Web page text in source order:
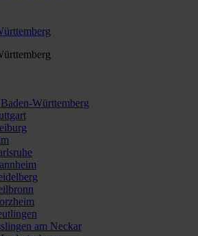
Württemberg
am Neckar